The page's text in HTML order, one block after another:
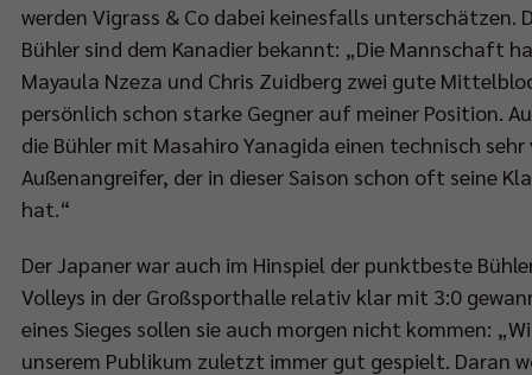
werden Vigrass & Co dabei keinesfalls unterschätzen.
Bühler sind dem Kanadier bekannt: „Die Mannschaft
Mayaula Nzeza und Chris Zuidberg zwei gute
persönlich schon starke Gegner auf meiner Position.
die Bühler mit Masahiro Yanagida einen technisch
Außenangreifer, der in dieser Saison schon oft seine
hat.“
Der Japaner war auch im Hinspiel der punktbeste
Volleys in der Großsporthalle relativ klar mit 3:0
eines Sieges sollen sie auch morgen nicht kommen:
unserem Publikum zuletzt immer gut gespielt. Daran